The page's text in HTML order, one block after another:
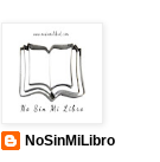
NoSinMiLibro